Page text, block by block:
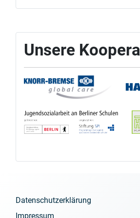
Unsere
Datenschutzerklärung
Impressum